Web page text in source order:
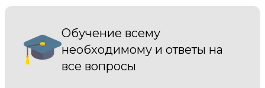
Обучение всему
необходимому и ответы на
все вопросы